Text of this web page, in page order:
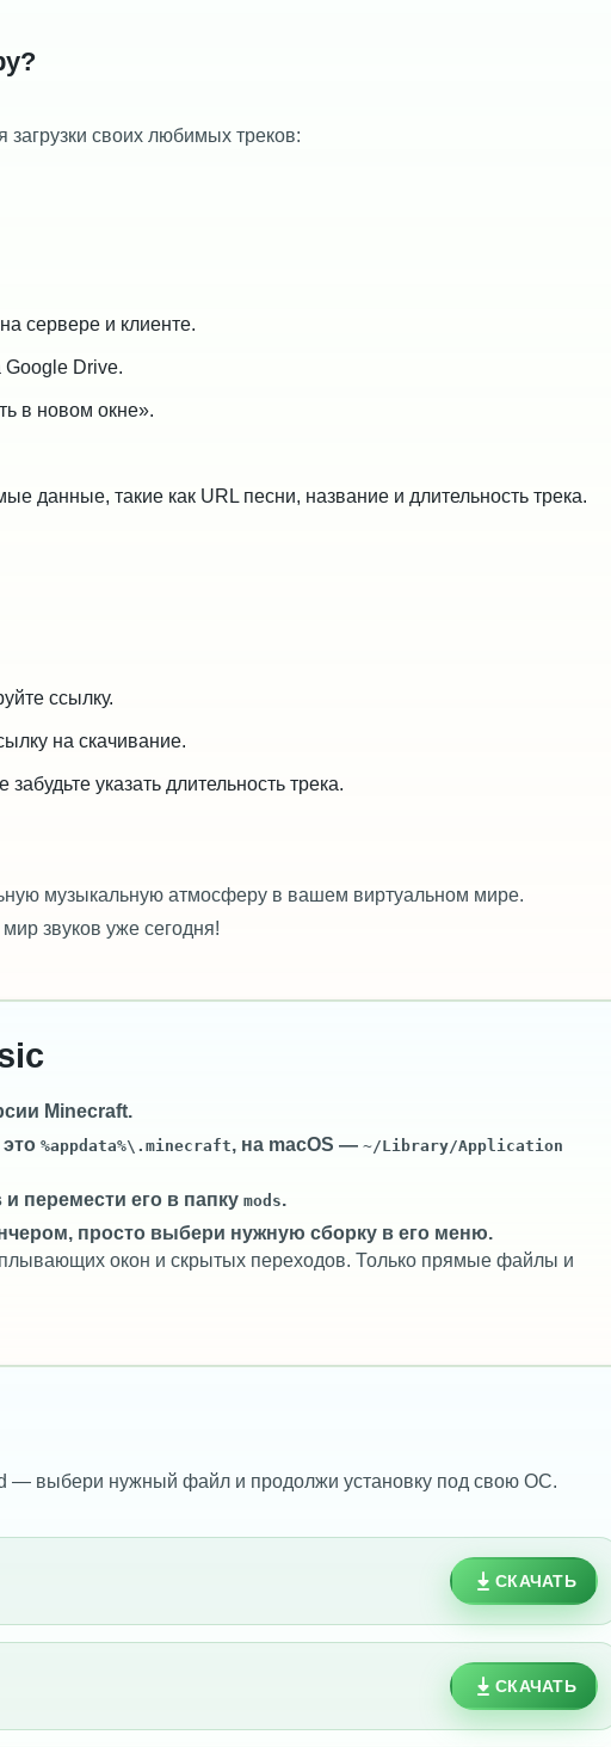
загрузки своих любимых треков:
сервере и клиенте.
Drive.
в новом окне».
данные, такие как URL песни, название и длительность трека.
ссылку.
на скачивание.
указать длительность трека.
музыкальную атмосферу в вашем виртуальном мире.
звуков уже сегодня!
Minecraft.
%appdata%\.minecraft, на macOS — ~/Library/Application
перемести его в папку mods.
просто выбери нужную сборку в его меню.
окон и скрытых переходов. Только прямые файлы и
— выбери нужный файл и продолжи установку под свою ОС.
СКАЧАТЬ
СКАЧАТЬ